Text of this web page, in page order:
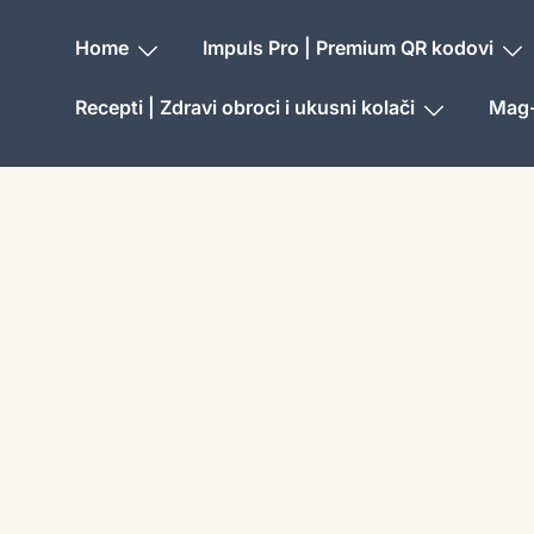
Home Impuls Pro | Premium QR kodovi
Recepti | Zdravi obroci i ukusni kolači